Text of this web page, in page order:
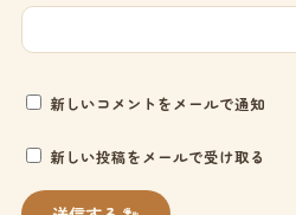
新しいコメントをメールで通知
新しい投稿をメールで受け取る